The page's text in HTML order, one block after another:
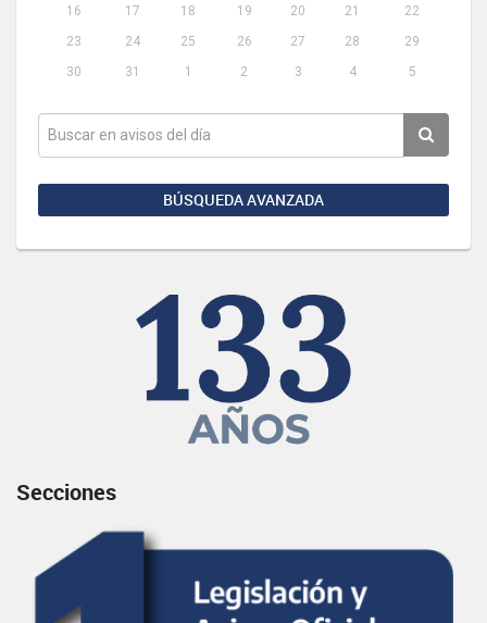
16
17 18 19 20 21
22
23
24 25 26 27 28
29
30
31 1 2 3 4 5
BÚSQUEDA AVANZADA
Secciones